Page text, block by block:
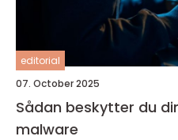
editorial
07. October 2025
Sådan beskytter du
malware